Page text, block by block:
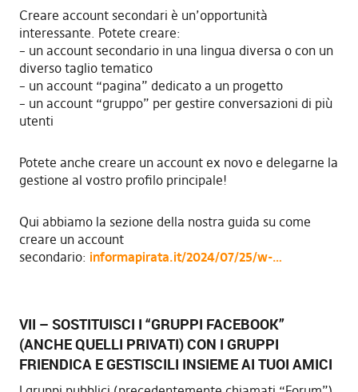
Creare account secondari è un’opportunità
interessante. Potete creare:
– un account secondario in una lingua diversa o con un
diverso taglio tematico
– un account “pagina” dedicato a un progetto
– un account “gruppo” per gestire conversazioni di più
utenti
Potete anche creare un account ex novo e delegarne la
gestione al vostro profilo principale!
Qui abbiamo la sezione della nostra guida su come
creare un account
secondario: informapirata.it/2024/07/25/w-…
VII – SOSTITUISCI I “GRUPPI FACEBOOK”
(ANCHE QUELLI PRIVATI) CON I GRUPPI
FRIENDICA E GESTISCILI INSIEME AI TUOI AMICI